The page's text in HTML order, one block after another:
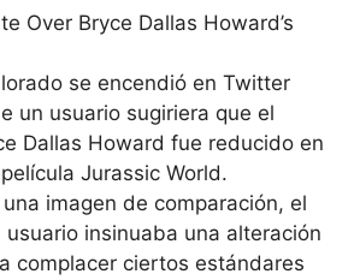
Over Bryce Dallas Howard’s
se encendió en Twitter
un usuario sugiriera que el
Dallas Howard fue reducido en
Jurassic World.
imagen de comparación, el
insinuaba una alteración
complacer ciertos estándares